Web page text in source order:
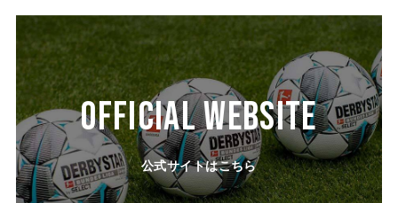
OFFICIAL WEBSITE
公式サイトはこちら